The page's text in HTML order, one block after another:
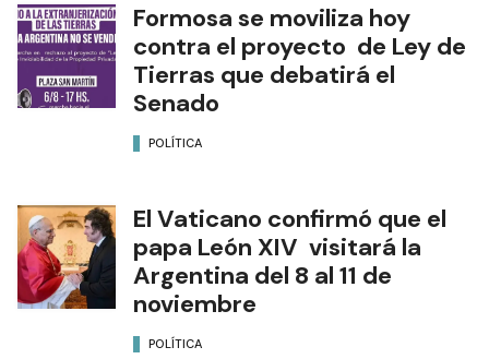
Formosa se moviliza hoy
contra el proyecto de Ley de
Tierras que debatirá el
Senado
POLÍTICA
El Vaticano confirmó que el
papa León XIV visitará la
Argentina del 8 al 11 de
noviembre
POLÍTICA